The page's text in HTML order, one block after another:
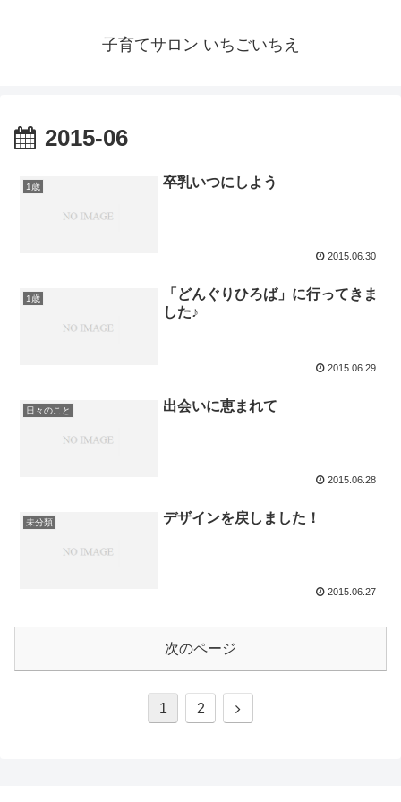
子育てサロン いちごいちえ
2015-06
1歳 卒乳いつにしよう
2015.06.30
1歳
「どんぐりひろば」に行ってきま
した♪
2015.06.29
日々のこと 出会いに恵まれて
2015.06.28
未分類 デザインを戻しました！
2015.06.27
次のページ
1 2